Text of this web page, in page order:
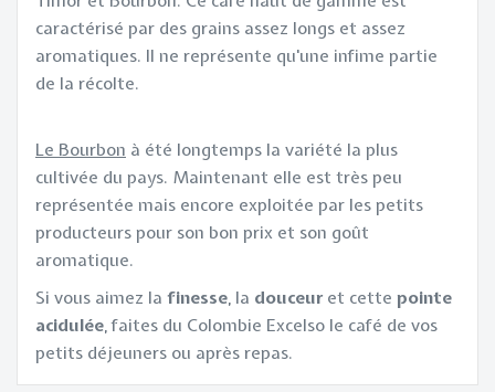
caractérisé par des grains assez longs et assez
aromatiques. Il ne représente qu'une infime partie
de la récolte.
Le Bourbon à été longtemps la variété la plus
cultivée du pays. Maintenant elle est très peu
représentée mais encore exploitée par les petits
producteurs pour son bon prix et son goût
aromatique.
Si vous aimez la finesse, la douceur et cette pointe
acidulée, faites du Colombie Excelso le café de vos
petits déjeuners ou après repas.